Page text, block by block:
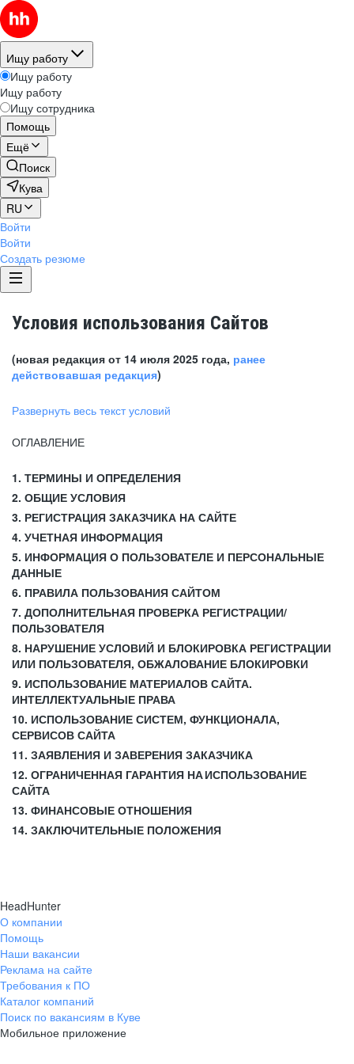
Ищу работу
Ищу работу
Ищу работу
Ищу сотрудника
Помощь
Ещё
Поиск
Кува
RU
Войти
Войти
Создать резюме
Условия использования Сайтов
(новая редакция от 14 июля 2025 года, ранее
действовавшая редакция)
Развернуть весь текст условий
ОГЛАВЛЕНИЕ
1. ТЕРМИНЫ И ОПРЕДЕЛЕНИЯ
2. ОБЩИЕ УСЛОВИЯ
3. РЕГИСТРАЦИЯ ЗАКАЗЧИКА НА САЙТЕ
4. УЧЕТНАЯ ИНФОРМАЦИЯ
5. ИНФОРМАЦИЯ О ПОЛЬЗОВАТЕЛЕ И ПЕРСОНАЛЬНЫЕ
ДАННЫЕ
6. ПРАВИЛА ПОЛЬЗОВАНИЯ САЙТОМ
7. ДОПОЛНИТЕЛЬНАЯ ПРОВЕРКА РЕГИСТРАЦИИ/
ПОЛЬЗОВАТЕЛЯ
8. НАРУШЕНИЕ УСЛОВИЙ И БЛОКИРОВКА РЕГИСТРАЦИИ
ИЛИ ПОЛЬЗОВАТЕЛЯ, ОБЖАЛОВАНИЕ БЛОКИРОВКИ
9. ИСПОЛЬЗОВАНИЕ МАТЕРИАЛОВ САЙТА.
ИНТЕЛЛЕКТУАЛЬНЫЕ ПРАВА
10. ИСПОЛЬЗОВАНИЕ СИСТЕМ, ФУНКЦИОНАЛА,
СЕРВИСОВ САЙТА
11. ЗАЯВЛЕНИЯ И ЗАВЕРЕНИЯ ЗАКАЗЧИКА
12. ОГРАНИЧЕННАЯ ГАРАНТИЯ НА ИСПОЛЬЗОВАНИЕ
САЙТА
13. ФИНАНСОВЫЕ ОТНОШЕНИЯ
14. ЗАКЛЮЧИТЕЛЬНЫЕ ПОЛОЖЕНИЯ
HeadHunter
О компании
Помощь
Наши вакансии
Реклама на сайте
Требования к ПО
Каталог компаний
Поиск по вакансиям в Куве
Мобильное приложение